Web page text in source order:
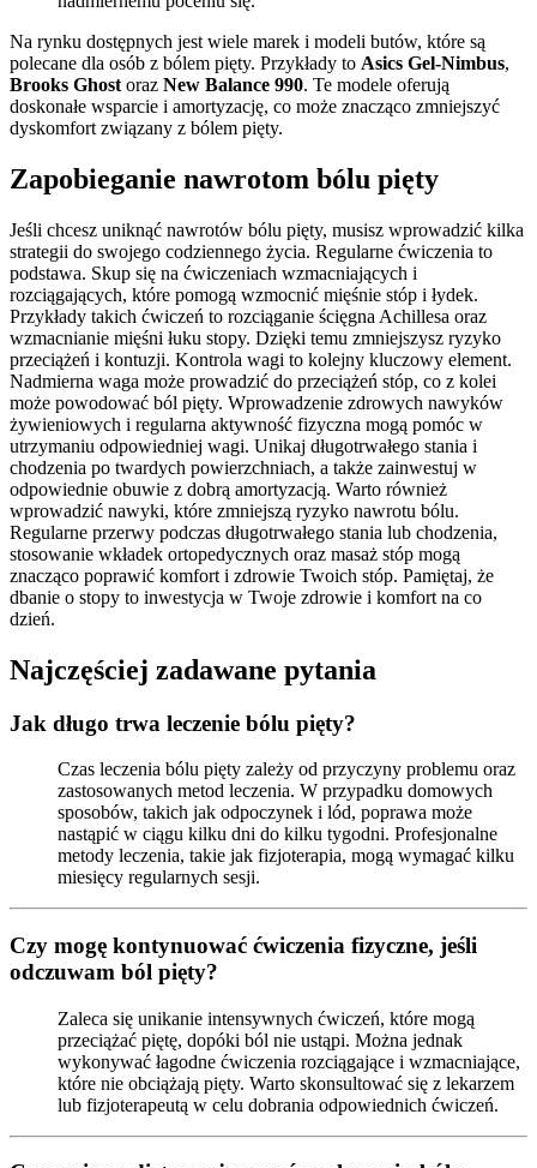
Na rynku dostępnych jest wiele marek i modeli butów, które są
polecane dla osób z bólem pięty. Przykłady to Asics Gel-Nimbus,
Brooks Ghost oraz New Balance 990. Te modele oferują
doskonałe wsparcie i amortyzację, co może znacząco zmniejszyć
dyskomfort związany z bólem pięty.
Zapobieganie nawrotom bólu pięty
Jeśli chcesz uniknąć nawrotów bólu pięty, musisz wprowadzić kilka
strategii do swojego codziennego życia. Regularne ćwiczenia to
podstawa. Skup się na ćwiczeniach wzmacniających i
rozciągających, które pomogą wzmocnić mięśnie stóp i łydek.
Przykłady takich ćwiczeń to rozciąganie ścięgna Achillesa oraz
wzmacnianie mięśni łuku stopy. Dzięki temu zmniejszysz ryzyko
przeciążeń i kontuzji. Kontrola wagi to kolejny kluczowy element.
Nadmierna waga może prowadzić do przeciążeń stóp, co z kolei
może powodować ból pięty. Wprowadzenie zdrowych nawyków
żywieniowych i regularna aktywność fizyczna mogą pomóc w
utrzymaniu odpowiedniej wagi. Unikaj długotrwałego stania i
chodzenia po twardych powierzchniach, a także zainwestuj w
odpowiednie obuwie z dobrą amortyzacją. Warto również
wprowadzić nawyki, które zmniejszą ryzyko nawrotu bólu.
Regularne przerwy podczas długotrwałego stania lub chodzenia,
stosowanie wkładek ortopedycznych oraz masaż stóp mogą
znacząco poprawić komfort i zdrowie Twoich stóp. Pamiętaj, że
dbanie o stopy to inwestycja w Twoje zdrowie i komfort na co
dzień.
Najczęściej zadawane pytania
Jak długo trwa leczenie bólu pięty?
Czas leczenia bólu pięty zależy od przyczyny problemu oraz
zastosowanych metod leczenia. W przypadku domowych
sposobów, takich jak odpoczynek i lód, poprawa może
nastąpić w ciągu kilku dni do kilku tygodni. Profesjonalne
metody leczenia, takie jak fizjoterapia, mogą wymagać kilku
miesięcy regularnych sesji.
Czy mogę kontynuować ćwiczenia fizyczne, jeśli
odczuwam ból pięty?
Zaleca się unikanie intensywnych ćwiczeń, które mogą
przeciążać piętę, dopóki ból nie ustąpi. Można jednak
wykonywać łagodne ćwiczenia rozciągające i wzmacniające,
które nie obciążają pięty. Warto skonsultować się z lekarzem
lub fizjoterapeutą w celu dobrania odpowiednich ćwiczeń.